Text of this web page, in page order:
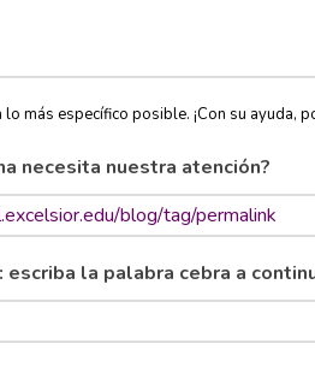
lo más específico posible. ¡Con su ayuda,
necesita nuestra atención?
escriba la palabra cebra a